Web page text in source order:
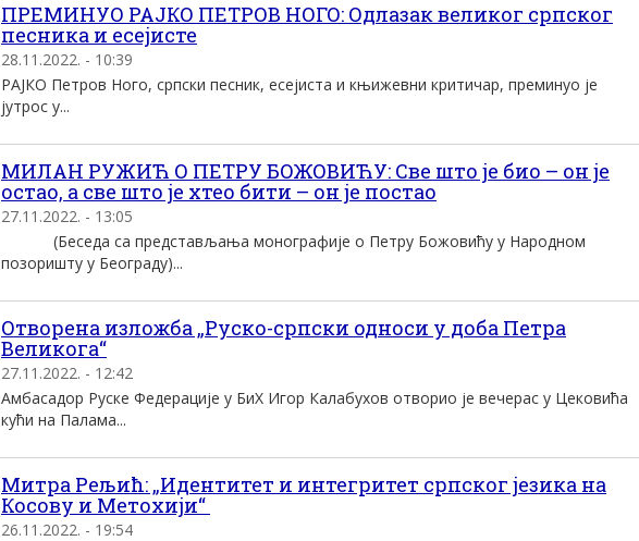
ПРЕМИНУО РАЈКО ПЕТРОВ НОГО: Одлазак великог српског
песника и есејисте
28.11.2022. - 10:39
РАЈКО Петров Ного, српски песник, есејиста и књижевни критичар, преминуо је
јутрос у...
МИЛАН РУЖИЋ О ПЕТРУ БОЖОВИЋУ: Све што је био – он је
остао, а све што је хтео бити – он је постао
27.11.2022. - 13:05
(Беседа са представљања монографије о Петру Божовићу у Народном
позоришту у Београду)...
Отворена изложба „Руско-српски односи у доба Петра
Великога“
27.11.2022. - 12:42
Амбасадор Руске Федерације у БиХ Игор Калабухов отворио је вечерас у Цековића
кући на Палама...
Митра Рељић: „Идентитет и интегритет српског језика на
Косову и Метохији“
26.11.2022. - 19:54